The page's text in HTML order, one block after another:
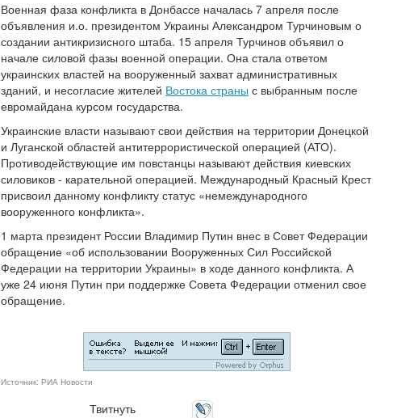
Военная фаза конфликта в Донбассе началась 7 апреля после
объявления и.о. президентом Украины Александром Турчиновым о
создании антикризисного штаба. 15 апреля Турчинов объявил о
начале силовой фазы военной операции. Она стала ответом
украинских властей на вооруженный захват административных
зданий, и несогласие жителей Востока страны с выбранным после
евромайдана курсом государства.
Украинские власти называют свои действия на территории Донецкой
и Луганской областей антитеррористической операцией (АТО).
Противодействующие им повстанцы называют действия киевских
силовиков - карательной операцией. Международный Красный Крест
присвоил данному конфликту статус «немеждународного
вооруженного конфликта».
1 марта президент России Владимир Путин внес в Совет Федерации
обращение «об использовании Вооруженных Сил Российской
Федерации на территории Украины» в ходе данного конфликта. А
уже 24 июня Путин при поддержке Совета Федерации отменил свое
обращение.
Источник: РИА Новости
Твитнуть